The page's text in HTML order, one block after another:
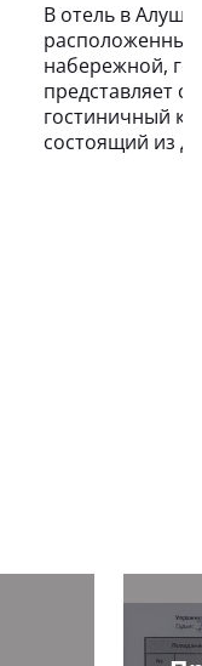
В отель в
набережной,
представляет
гостиничный
состоящий из